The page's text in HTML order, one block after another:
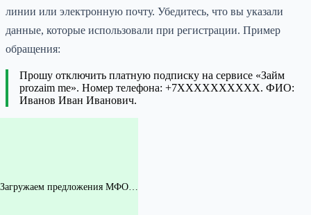
линии или электронную почту. Убедитесь, что вы указали
данные, которые использовали при регистрации. Пример
обращения:
Прошу отключить платную подписку на сервисе «Займ
prozaim me». Номер телефона: +7XXXXXXXXXX. ФИО:
Иванов Иван Иванович.
Загружаем предложения МФО…